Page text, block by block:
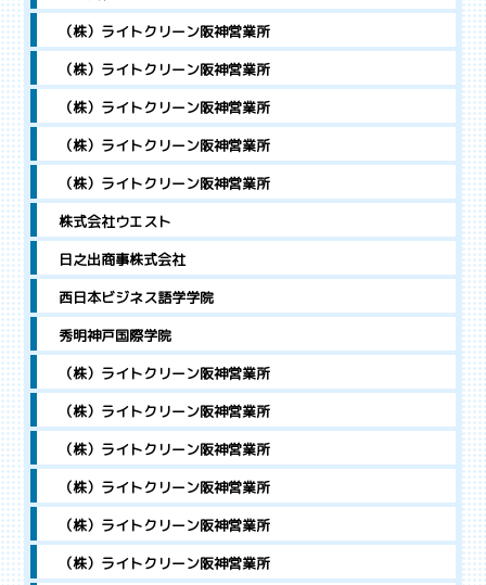
（株）ライトクリーン阪神営業所
（株）ライトクリーン阪神営業所
（株）ライトクリーン阪神営業所
（株）ライトクリーン阪神営業所
（株）ライトクリーン阪神営業所
株式会社ウエスト
日之出商事株式会社
西日本ビジネス語学学院
秀明神戸国際学院
（株）ライトクリーン阪神営業所
（株）ライトクリーン阪神営業所
（株）ライトクリーン阪神営業所
（株）ライトクリーン阪神営業所
（株）ライトクリーン阪神営業所
（株）ライトクリーン阪神営業所